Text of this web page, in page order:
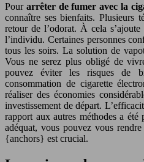
Pour arrêter de fumer avec la
connaître ses bienfaits. Plusieurs
retour de l’odorat. À cela
l’individu. Certaines personnes
tous les soirs. La solution de
Vous ne serez plus obligé de
pouvez éviter les risques de
consommation de cigarette
réaliser des économies
investissement de départ.
rapport aux autres méthodes a
adéquat, vous pouvez vous
{anchors} est crucial.